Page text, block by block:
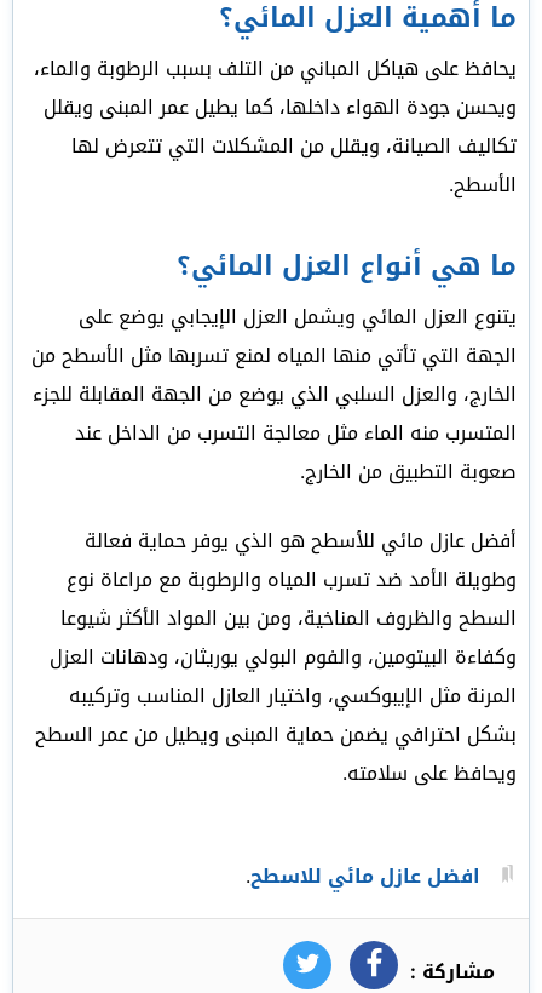
ما أهمية العزل المائي؟
يحافظ على هياكل المباني من التلف بسبب الرطوبة والماء،
ويحسن جودة الهواء داخلها، كما يطيل عمر المبنى ويقلل
تكاليف الصيانة، ويقلل من المشكلات التي تتعرض لها
الأسطح.
ما هي أنواع العزل المائي؟
يتنوع العزل المائي ويشمل العزل الإيجابي يوضع على
الجهة التي تأتي منها المياه لمنع تسربها مثل الأسطح من
الخارج، والعزل السلبي الذي يوضع من الجهة المقابلة للجزء
المتسرب منه الماء مثل معالجة التسرب من الداخل عند
صعوبة التطبيق من الخارج.
أفضل عازل مائي للأسطح هو الذي يوفر حماية فعالة
وطويلة الأمد ضد تسرب المياه والرطوبة مع مراعاة نوع
السطح والظروف المناخية، ومن بين المواد الأكثر شيوعا
وكفاءة البيتومين، والفوم البولي يوريثان، ودهانات العزل
المرنة مثل الإيبوكسي، واختيار العازل المناسب وتركيبه
بشكل احترافي يضمن حماية المبنى ويطيل من عمر السطح
ويحافظ على سلامته.
افضل عازل مائي للاسطح.
مشاركة : فيسبوكتويتر